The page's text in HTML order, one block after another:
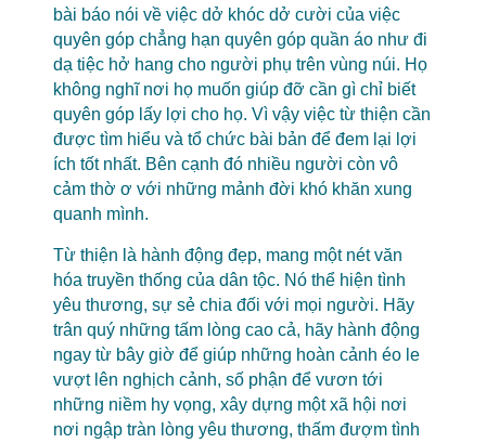
bài báo nói về việc dở khóc dở cười của việc
quyên góp chẳng hạn quyên góp quần áo như đi
dạ tiệc hở hang cho người phụ trên vùng núi. Họ
không nghĩ nơi họ muốn giúp đỡ cần gì chỉ biết
quyên góp lấy lợi cho họ. Vì vậy việc từ thiện cần
được tìm hiểu và tổ chức bài bản để đem lại lợi
ích tốt nhất. Bên cạnh đó nhiều người còn vô
cảm thờ ơ với những mảnh đời khó khăn xung
quanh mình.
Từ thiện là hành động đẹp, mang một nét văn
hóa truyền thống của dân tộc. Nó thể hiện tình
yêu thương, sự sẻ chia đối với mọi người. Hãy
trân quý những tấm lòng cao cả, hãy hành động
ngay từ bây giờ để giúp những hoàn cảnh éo le
vượt lên nghịch cảnh, số phận để vươn tới
những niềm hy vọng, xây dựng một xã hội nơi
nơi ngập tràn lòng yêu thương, thấm đượm tình